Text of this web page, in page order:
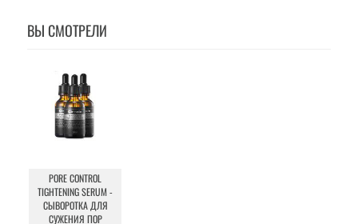
ВЫ СМОТРЕЛИ
PORE CONTROL
TIGHTENING SERUM -
СЫВОРОТКА ДЛЯ
СУЖЕНИЯ ПОР